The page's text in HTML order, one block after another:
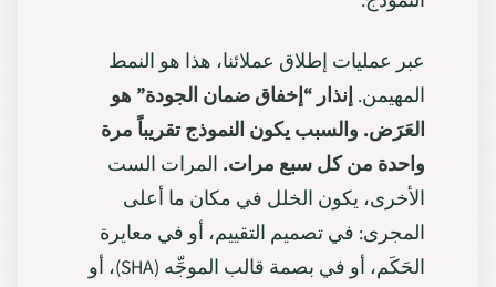
عبر عمليات إطلاق عملائنا، هذا هو النمط
المهيمن. إنذار “إخفاق ضمان الجودة” هو
العَرَض. والسبب يكون النموذج تقريباً مرة
واحدة من كل سبع مرات. المرات الست
الأخرى، يكون الخلل في مكان ما أعلى
المجرى: في تصميم التقييم، أو في معايرة
الحَكَم، أو في بصمة قالب الموجِّه (SHA)، أو